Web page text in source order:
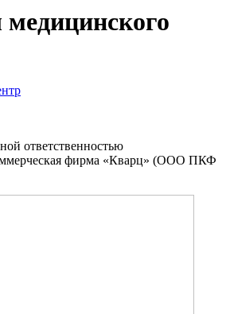
ответственностью
фирма «Кварц» (ООО ПКФ